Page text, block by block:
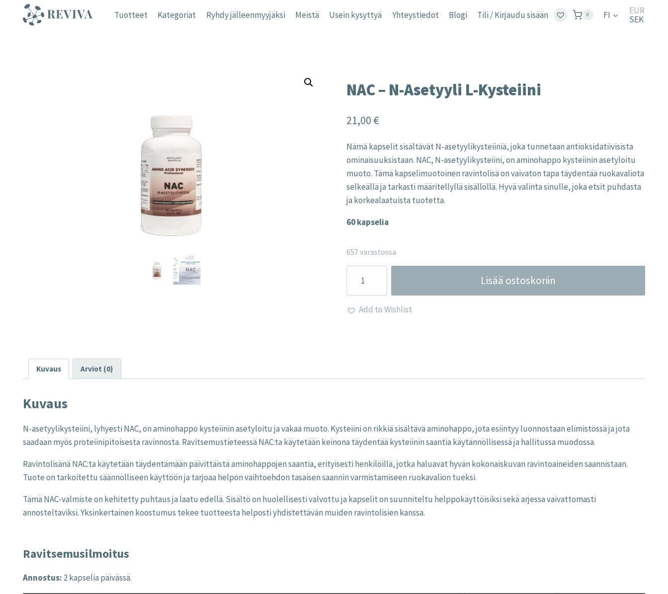
sisältöön
Tuotteet Kategoriat Ryhdy jälleenmyyjäksi Meistä Usein kysyttyä Yhteystiedot Blogi Tili / Kirjaudu sisään 0 FI
EUR
SEK
NAC – N-Asetyyli L-Kysteiini
21,00 €
Nämä kapselit sisältävät N-asetyylikysteiiniä, joka tunnetaan antioksidatiivisista
ominaisuuksistaan. NAC, N-asetyylikysteiini, on aminohappo kysteiinin asetyloitu
muoto. Tämä kapselimuotoinen ravintolisä on vaivaton tapa täydentää ruokavaliota
selkeällä ja tarkasti määritellyllä sisällöllä. Hyvä valinta sinulle, joka etsit puhdasta
ja korkealaatuista tuotetta.
60 kapselia
657 varastossa
N-
Asetyyli
Lisää ostoskoriin
Add to Wishlist
Kuvaus Arviot (0)
Kuvaus
N-asetyylikysteiini, lyhyesti NAC, on aminohappo kysteiinin asetyloitu ja vakaa muoto. Kysteiini on rikkiä sisältävä aminohappo, jota esiintyy luonnostaan elimistössä ja jota
saadaan myös proteiinipitoisesta ravinnosta. Ravitsemustieteessä NAC:ta käytetään keinona täydentää kysteiinin saantia käytännöllisessä ja hallitussa muodossa.
Ravintolisänä NAC:ta käytetään täydentämään päivittäistä aminohappojen saantia, erityisesti henkilöillä, jotka haluavat hyvän kokonaiskuvan ravintoaineiden saannistaan.
Tuote on tarkoitettu säännölliseen käyttöön ja tarjoaa helpon vaihtoehdon tasaisen saannin varmistamiseen ruokavalion tueksi.
Tämä NAC-valmiste on kehitetty puhtaus ja laatu edellä. Sisältö on huolellisesti valvottu ja kapselit on suunniteltu helppokäyttöisiksi sekä arjessa vaivattomasti
annosteltaviksi. Yksinkertainen koostumus tekee tuotteesta helposti yhdistettävän muiden ravintolisien kanssa.
Ravitsemusilmoitus
Annostus: 2 kapselia päivässä.